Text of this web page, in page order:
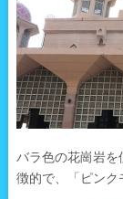
バラ色の花崗岩を
徴的で、「ピンク